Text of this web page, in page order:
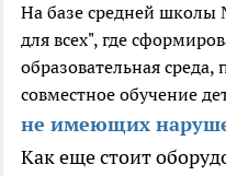
На базе средней школы
для всех", где
образовательная
совместное обучение
не имеющих
Как еще стоит